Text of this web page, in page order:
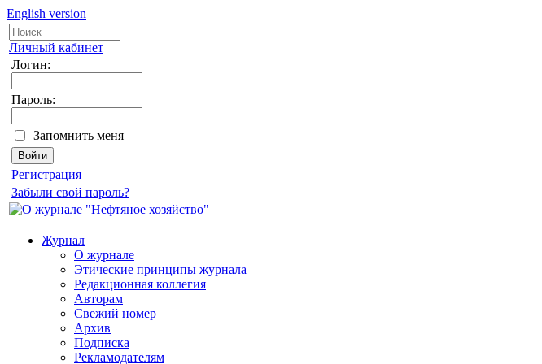
English version
Личный кабинет
Логин:
Пароль:
Запомнить меня
Регистрация
Забыли свой пароль?
Журнал
О журнале
Этические принципы журнала
Редакционная коллегия
Авторам
Свежий номер
Архив
Подписка
Рекламодателям